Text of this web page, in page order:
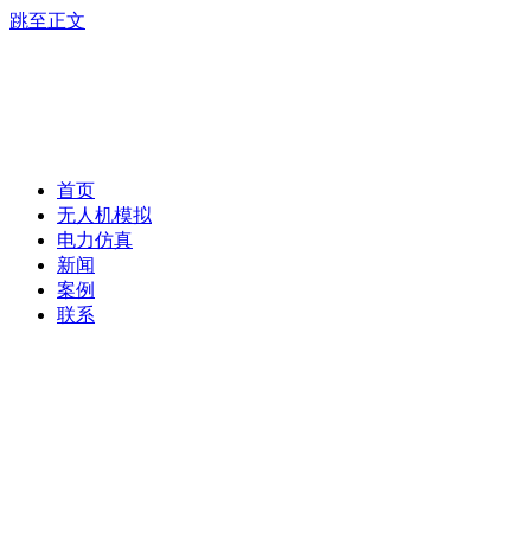
跳至正文
首页
无人机模拟
电力仿真
新闻
案例
联系